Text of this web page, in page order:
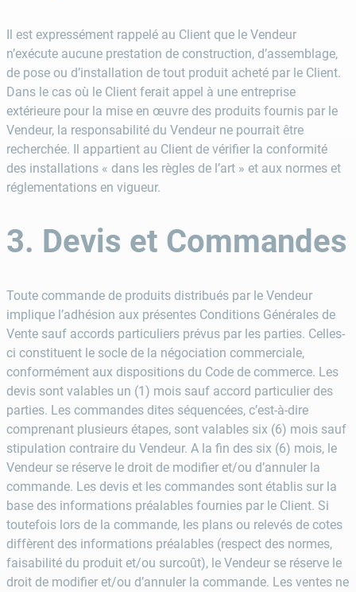
Il est expressément rappelé au Client que le Vendeur
n’exécute aucune prestation de construction, d’assemblage,
de pose ou d’installation de tout produit acheté par le Client.
Dans le cas où le Client ferait appel à une entreprise
extérieure pour la mise en œuvre des produits fournis par le
Vendeur, la responsabilité du Vendeur ne pourrait être
recherchée. Il appartient au Client de vérifier la conformité
des installations « dans les règles de l’art » et aux normes et
réglementations en vigueur.
3. Devis et Commandes
Toute commande de produits distribués par le Vendeur
implique l’adhésion aux présentes Conditions Générales de
Vente sauf accords particuliers prévus par les parties. Celles-
ci constituent le socle de la négociation commerciale,
conformément aux dispositions du Code de commerce. Les
devis sont valables un (1) mois sauf accord particulier des
parties. Les commandes dites séquencées, c’est-à-dire
comprenant plusieurs étapes, sont valables six (6) mois sauf
stipulation contraire du Vendeur. A la fin des six (6) mois, le
Vendeur se réserve le droit de modifier et/ou d’annuler la
commande. Les devis et les commandes sont établis sur la
base des informations préalables fournies par le Client. Si
toutefois lors de la commande, les plans ou relevés de cotes
diffèrent des informations préalables (respect des normes,
faisabilité du produit et/ou surcoût), le Vendeur se réserve le
droit de modifier et/ou d’annuler la commande. Les ventes ne